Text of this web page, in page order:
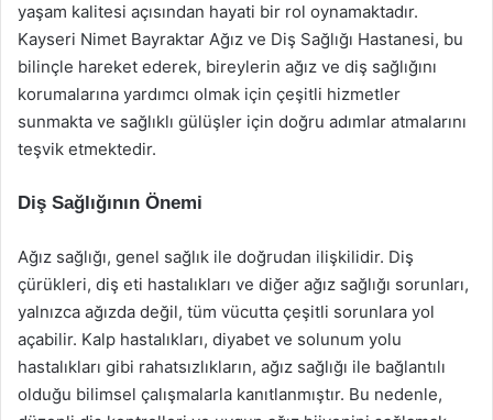
yaşam kalitesi açısından hayati bir rol oynamaktadır.
Kayseri Nimet Bayraktar Ağız ve Diş Sağlığı Hastanesi, bu
bilinçle hareket ederek, bireylerin ağız ve diş sağlığını
korumalarına yardımcı olmak için çeşitli hizmetler
sunmakta ve sağlıklı gülüşler için doğru adımlar atmalarını
teşvik etmektedir.
Diş Sağlığının Önemi
Ağız sağlığı, genel sağlık ile doğrudan ilişkilidir. Diş
çürükleri, diş eti hastalıkları ve diğer ağız sağlığı sorunları,
yalnızca ağızda değil, tüm vücutta çeşitli sorunlara yol
açabilir. Kalp hastalıkları, diyabet ve solunum yolu
hastalıkları gibi rahatsızlıkların, ağız sağlığı ile bağlantılı
olduğu bilimsel çalışmalarla kanıtlanmıştır. Bu nedenle,